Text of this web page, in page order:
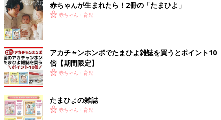
※文中のコメントは「ウィメンズパーク」（2022年2月終了）の
投稿を再編集したものです。
あります。
赤ちゃんが生まれたら！2冊の「たまひよ」
赤ちゃん・育児
アカチャンホンポでたまひよ雑誌を買うとポイント10
倍【期間限定】
赤ちゃん・育児
たまひよの雑誌
赤ちゃん・育児